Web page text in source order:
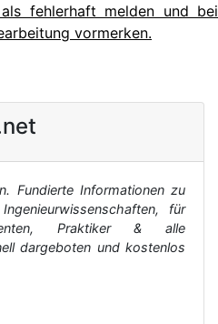
fehlerhaft melden und bei
vormerken.
Fundierte Informationen zu
für
Praktiker & alle
dargeboten und kostenlos